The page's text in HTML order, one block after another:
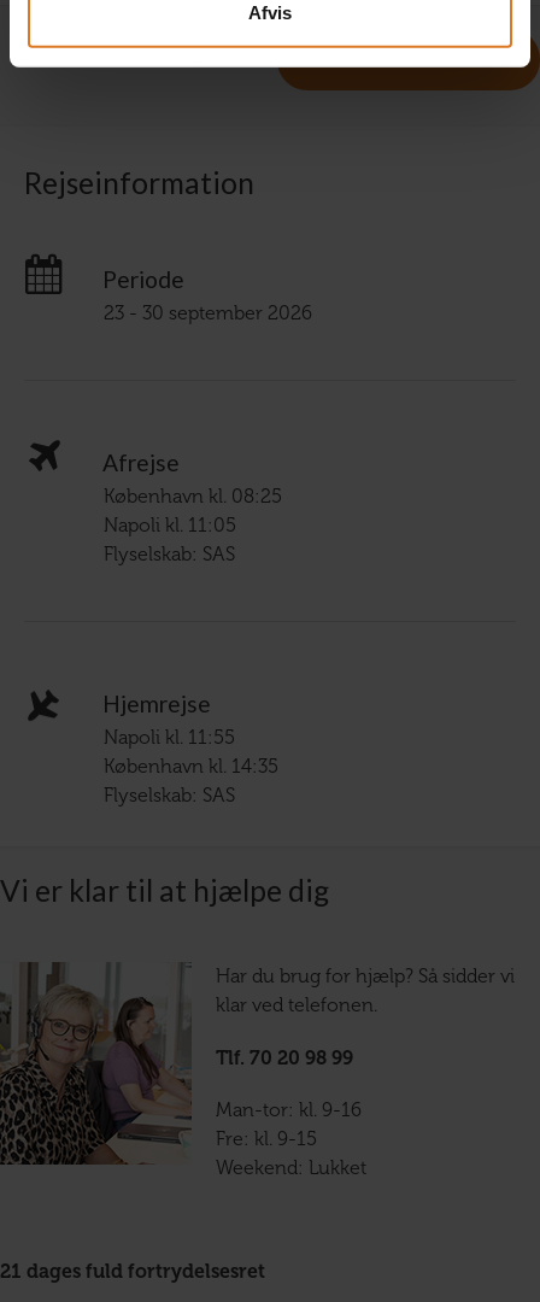
Afvis
Rejseinformation
Periode
23 - 30 september 2026
Afrejse
København kl. 08:25
Napoli kl. 11:05
Flyselskab: SAS
Hjemrejse
Napoli kl. 11:55
København kl. 14:35
Flyselskab: SAS
Vi er klar til at hjælpe dig
Har du brug for hjælp? Så sidder vi
klar ved telefonen.
Tlf. 70 20 98 99
Man-tor: kl. 9-16
Fre: kl. 9-15
Weekend: Lukket
21 dages fuld fortrydelsesret